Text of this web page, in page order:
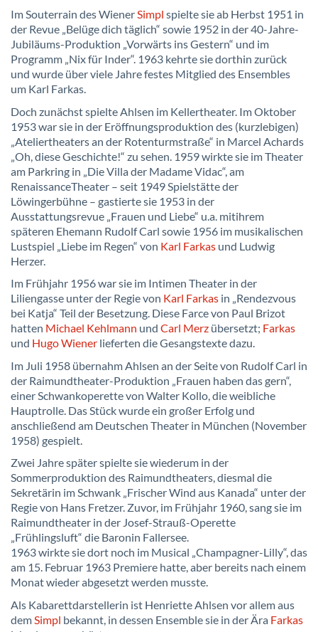
Im Souterrain des WienerSimpl spielte sie ab Herbst 1951 in
der Revue „Belüge dich täglich“ sowie 1952 in der 40-Jahre-
Jubiläums-Produktion „Vorwärts ins Gestern“ und im
Programm „Nix für Inder“. 1963 kehrte sie dorthin zurück
und wurde über viele Jahre festes Mitglied des Ensembles
um Karl Farkas.
Doch zunächst spielte Ahlsen im Kellertheater. Im Oktober
1953 war sie in der Eröffnungsproduktion des (kurzlebigen)
„Ateliertheaters an der Rotenturmstraße“ in Marcel Achards
„Oh, diese Geschichte!“ zu sehen. 1959 wirkte sie im Theater
am Parkring in „Die Villa der Madame Vidac“, am
RenaissanceTheater – seit 1949 Spielstätte der
Löwingerbühne – gastierte sie 1953 in der
Ausstattungsrevue „Frauen und Liebe“ u.a. mitihrem
späteren Ehemann Rudolf Carl sowie 1956 im musikalischen
Lustspiel „Liebe im Regen“ von Karl Farkas und Ludwig
Herzer.
Im Frühjahr 1956 war sie im Intimen Theater in der
Liliengasse unter der Regie von Karl Farkas in „Rendezvous
bei Katja“ Teil der Besetzung. Diese Farce von Paul Brizot
hatten Michael Kehlmann und Carl Merz übersetzt; Farkas
und Hugo Wiener lieferten die Gesangstexte dazu.
Im Juli 1958 übernahm Ahlsen an der Seite von Rudolf Carl in
der Raimundtheater-Produktion „Frauen haben das gern“,
einer Schwankoperette von Walter Kollo, die weibliche
Hauptrolle. Das Stück wurde ein großer Erfolg und
anschließend am Deutschen Theater in München (November
1958) gespielt.
Zwei Jahre später spielte sie wiederum in der
Sommerproduktion des Raimundtheaters, diesmal die
Sekretärin im Schwank „Frischer Wind aus Kanada“ unter der
Regie von Hans Fretzer. Zuvor, im Frühjahr 1960, sang sie im
Raimundtheater in der Josef-Strauß-Operette
„Frühlingsluft“ die Baronin Fallersee.
1963 wirkte sie dort noch im Musical „Champagner-Lilly“, das
am 15. Februar 1963 Premiere hatte, aber bereits nach einem
Monat wieder abgesetzt werden musste.
Als Kabarettdarstellerin ist Henriette Ahlsen vor allem aus
demSimpl bekannt, in dessen Ensemble sie in der Ära Farkas